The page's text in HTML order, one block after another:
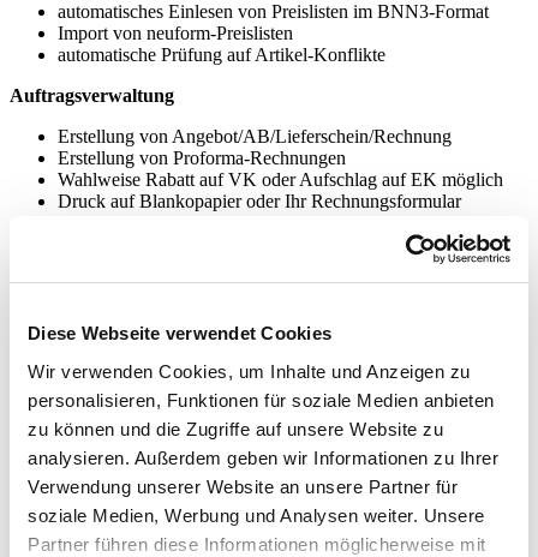
Diese Webseite verwendet Cookies
Wir verwenden Cookies, um Inhalte und Anzeigen zu
personalisieren, Funktionen für soziale Medien anbieten
zu können und die Zugriffe auf unsere Website zu
analysieren. Außerdem geben wir Informationen zu Ihrer
Verwendung unserer Website an unsere Partner für
soziale Medien, Werbung und Analysen weiter. Unsere
Partner führen diese Informationen möglicherweise mit
automatisches Einlesen von Preislisten im BNN3-Format
Import von neuform-Preislisten
automatische Prüfung auf Artikel-Konflikte
Auftragsverwaltung
Erstellung von Angebot/AB/Lieferschein/Rechnung
Erstellung von Proforma-Rechnungen
Wahlweise Rabatt auf VK oder Aufschlag auf EK möglich
Druck auf Blankopapier oder Ihr Rechnungsformular
vollautomatische Übernahme von Lieferscheindaten der
Gruppenstatistik
Artikel ohne Umsatz
Artikeleinkaufsstatistik
Abschriftenauswertung
Kundenstatistik
Aktionsauswertung
Tagesumsatz (mit Schnittbon)
OG-Auswertung
Bon-Controlling